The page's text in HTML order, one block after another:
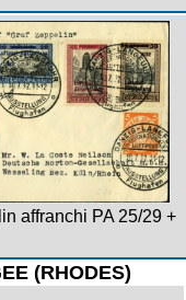
affranchi PA 25/29 +
(RHODES)